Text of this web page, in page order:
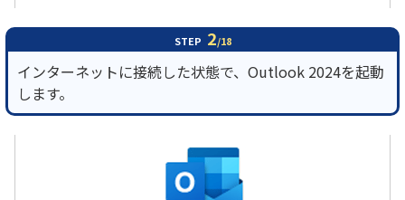
STEP 2/18
インターネットに接続した状態で、Outlook 2024を起動
します。